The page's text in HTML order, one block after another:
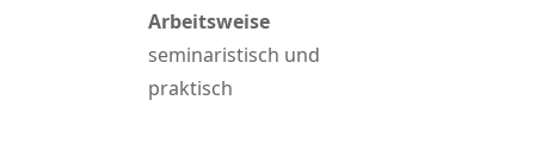
Arbeitsweise
seminaristisch und
praktisch